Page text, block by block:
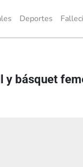
Deportes
básquet